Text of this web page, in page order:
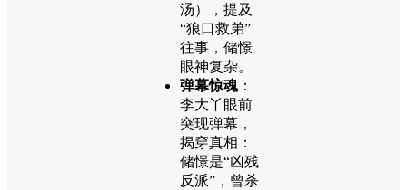
汤），提及
“狼口救弟”
往事，储憬
眼神复杂。
弹幕惊魂：
李大丫眼前
突现弹幕，
揭穿真相：
储憬是“凶残
反派”，曾杀